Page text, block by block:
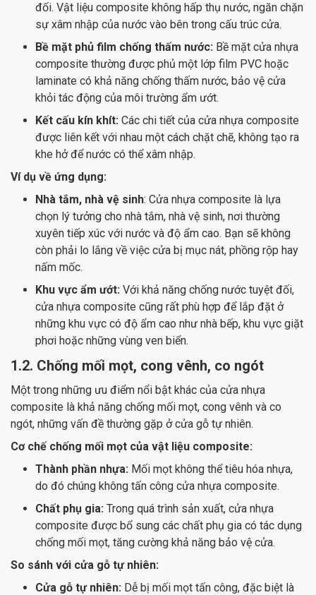
đối. Vật liệu composite không hấp thụ nước, ngăn chặn
sự xâm nhập của nước vào bên trong cấu trúc cửa.
Bề mặt phủ film chống thấm nước: Bề mặt cửa nhựa
composite thường được phủ một lớp film PVC hoặc
laminate có khả năng chống thấm nước, bảo vệ cửa
khỏi tác động của môi trường ẩm ướt.
Kết cấu kín khít: Các chi tiết của cửa nhựa composite
được liên kết với nhau một cách chặt chẽ, không tạo ra
khe hở để nước có thể xâm nhập.
Ví dụ về ứng dụng:
Nhà tắm, nhà vệ sinh: Cửa nhựa composite là lựa
chọn lý tưởng cho nhà tắm, nhà vệ sinh, nơi thường
xuyên tiếp xúc với nước và độ ẩm cao. Bạn sẽ không
còn phải lo lắng về việc cửa bị mục nát, phồng rộp hay
nấm mốc.
Khu vực ẩm ướt: Với khả năng chống nước tuyệt đối,
cửa nhựa composite cũng rất phù hợp để lắp đặt ở
những khu vực có độ ẩm cao như nhà bếp, khu vực giặt
phơi hoặc những vùng ven biển.
1.2. Chống mối mọt, cong vênh, co ngót
Một trong những ưu điểm nổi bật khác của cửa nhựa
composite là khả năng chống mối mọt, cong vênh và co
ngót, những vấn đề thường gặp ở cửa gỗ tự nhiên.
Cơ chế chống mối mọt của vật liệu composite:
Thành phần nhựa: Mối mọt không thể tiêu hóa nhựa,
do đó chúng không tấn công cửa nhựa composite.
Chất phụ gia: Trong quá trình sản xuất, cửa nhựa
composite được bổ sung các chất phụ gia có tác dụng
chống mối mọt, tăng cường khả năng bảo vệ cửa.
So sánh với cửa gỗ tự nhiên:
Cửa gỗ tự nhiên: Dễ bị mối mọt tấn công, đặc biệt là